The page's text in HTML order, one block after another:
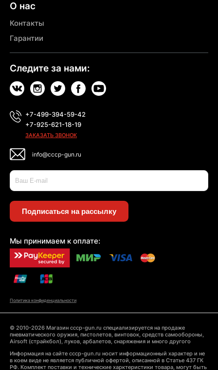
О нас
Контакты
Гарантии
Следите за нами:
+7-499-394-59-42
+7-925-621-18-19
ЗАКАЗАТЬ ЗВОНОК
info@cccp-gun.ru
Подписаться на рассылку
Мы принимаем к оплате:
Политика конфиденциальности
© 2010-2026 Магазин cccp-gun.ru специализируется на продаже
пневматического оружия, пистолетов, винтовок, средств самообороны,
Airsoft (страйкбол), луков, арбалетов, снаряжения и много другого
Информация на сайте cccp-gun.ru носит информационный характер и не
в коем виде не является публичной офертой, описанной в Статье 437 ГК
РФ. Комплект поставки и технические харктеристики товара, могут быть